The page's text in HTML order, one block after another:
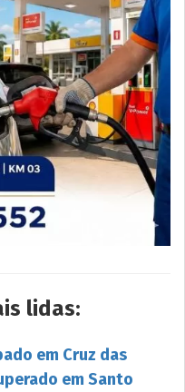
lidas:
em Cruz das
em Santo